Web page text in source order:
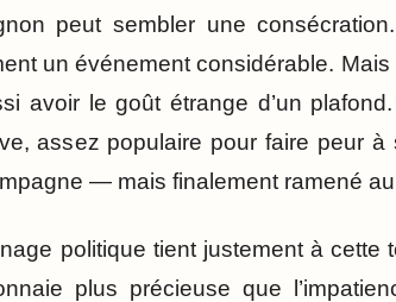
peut sembler une
un événement considérable.
avoir le goût étrange d’un
assez populaire pour faire peur
— mais finalement ramené
politique tient justement à cette
plus précieuse que